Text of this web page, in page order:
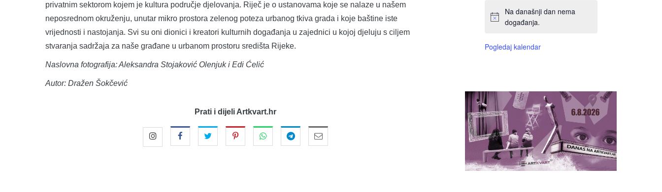
privatnim sektorom kojem je kultura područje djelovanja. Riječ je o ustanovama koje se nalaze u našem
neposrednom okruženju, unutar mikro prostora zelenog poteza urbanog tkiva grada i koje baštine iste
vrijednosti i nastojanja. Svi su oni dionici i kreatori kulturnih događanja u zajednici u kojoj djeluju s ciljem
stvaranja sadržaja za naše građane u urbanom prostoru središta Rijeke.
Naslovna fotografija: Aleksandra Stojaković Olenjuk i Edi Ćelić
Autor: Dražen Šokčević
Prati i dijeli Artkvart.hr
Na današnji dan nema
događanja.
Pogledaj kalendar